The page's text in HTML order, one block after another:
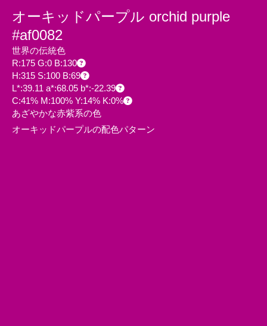
オーキッドパープル orchid purple
#af0082
世界の伝統色
R:175 G:0 B:130
H:315 S:100 B:69
L*:39.11 a*:68.05 b*:-22.39
C:41% M:100% Y:14% K:0%
あざやかな赤紫系の色
オーキッドパープルの配色パターン